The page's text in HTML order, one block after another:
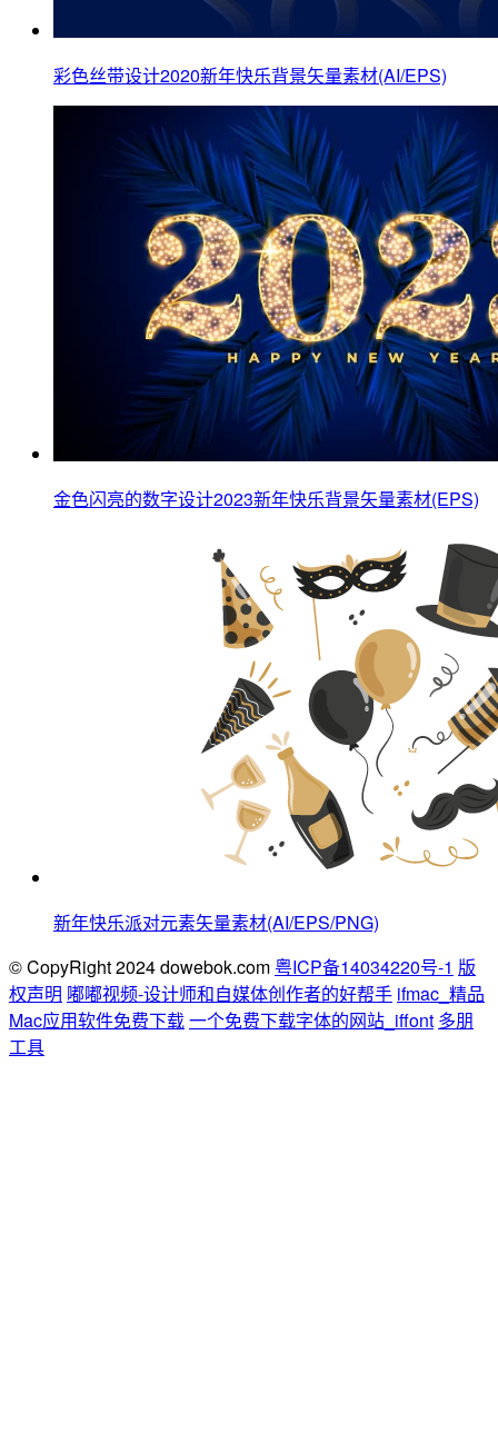
彩色丝带设计2020新年快乐背景矢量素材(AI/EPS)
金色闪亮的数字设计2023新年快乐背景矢量素材(EPS)
新年快乐派对元素矢量素材(AI/EPS/PNG)
© CopyRight 2024 dowebok.com 粤ICP备14034220号-1 版
权声明 嘟嘟视频-设计师和自媒体创作者的好帮手 ifmac_精品
Mac应用软件免费下载一个免费下载字体的网站_iffont 多朋
工具